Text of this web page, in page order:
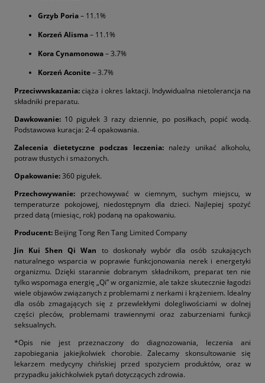
Grzyb Poria– 11.1%
Korzeń Alisma– 11.1%
Kora Cynamonowa– 3.7%
Korzeń Aconite– 3.7%
Przeciwwskazania:ciąża i okres laktacji. Indywidualna nietolerancja na
składniki preparatu.
Dawkowanie: 10 pigułek 3 razy dziennie, po posiłkach, popić wodą.
Podstawowa kuracja: 2-4 opakowania.
Zalecenia dietetyczne podczas leczenia: należy unikać alkoholu,
potraw tłustych i smażonych.
Opakowanie:360 pigułek.
Przechowywanie: przechowywać w ciemnym, suchym miejscu, w
temperaturze pokojowej, niedostępnym dla dzieci. Najlepiej spożyć
przed datą (miesiąc, rok) podaną na opakowaniu.
Producent: Beijing Tong Ren Tang Limited Company
Jin Kui Shen Qi Wan to doskonały wybór dla osób szukających
naturalnego wsparcia w poprawie funkcjonowania nerek i energetyki
organizmu. Dzięki starannie dobranym składnikom, preparat ten nie
tylko wspomaga energię „Qi” w organizmie, ale także skutecznie łagodzi
wiele objawów związanych z problemami z nerkami i krążeniem. Idealny
dla osób zmagających się z przewlekłymi dolegliwościami w dolnej
części pleców, problemami trawiennymi oraz zaburzeniami funkcji
seksualnych.
*Opis nie jest przeznaczony do diagnozowania, leczenia ani
zapobiegania jakiejkolwiek chorobie. Zalecamy skonsultowanie się
lekarzem medycyny chińskiej przed spożyciem produktów, oraz w
przypadku jakichkolwiek pytań dotyczących zdrowia.